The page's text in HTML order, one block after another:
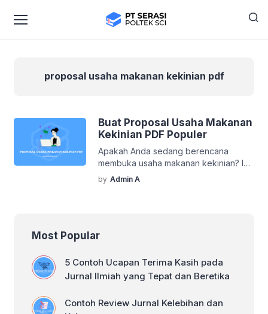
proposal usaha makanan kekinian pdf
Buat Proposal Usaha Makanan
Kekinian PDF Populer
Apakah Anda sedang berencana
membuka usaha makanan kekinian? Ide
bisnis makanan memang selalu menarik
karena tren kuliner terus berkembang
perencanaan yang matang. Salah satu
adalah membuat proposal usaha
makanan kekinian. Artikel ini akan
membahas cara menyusun […]
by Admin A
Most Popular
5 Contoh Ucapan Terima Kasih pada
Jurnal Ilmiah yang Tepat dan Beretika
Contoh Review Jurnal Kelebihan dan